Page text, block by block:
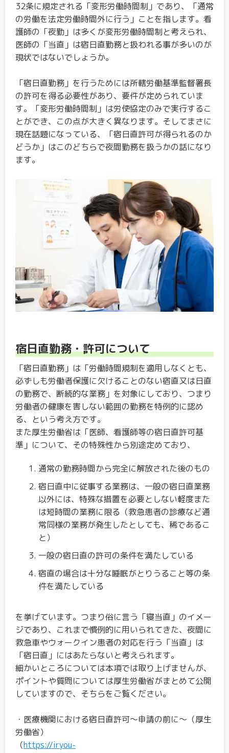
32条に規定される「変形労働時間制」であり、「通常
の労働を法定労働時間外に行う」ことを指します。看
護師の「夜勤」は多くが変形労働時間制と考えられ、
医師の「当直」は宿日直勤務と扱われる事が多いのが
現状ではないでしょうか。
「宿日直勤務」を行うためには所轄労働基準監督署長
の許可を得る必要性があり、要件が定められていま
す。「変形労働時間制」は労使協定のみで実行するこ
とができ、この点が大きく異なります。そしてまさに
現在話題になっている、「宿日直許可が得られるのか
どうか」はこのどちらで夜間勤務を扱うかの話になり
ます。
宿日直勤務・許可について
「宿日直勤務」は「労働時間規制を適用しなくとも、
必ずしも労働者保護に欠けることのない宿直又は日直
の勤務で、断続的な業務」を対象にしており、つまり
労働者の健康を害しない範囲の勤務を特例的に認め
る、という考え方です。
また厚生労働省は「医師、看護師等の宿日直許可基
準」について、その特殊性から別途定めており、
通常の勤務時間から完全に解放された後のもの
宿日直中に従事する業務は、一般の宿日直業務
以外には、特殊な措置を必要としない軽度また
は短時間の業務に限る（救急患者の診療など通
常同様の業務が発生したとしても、稀であるこ
と）
一般の宿日直の許可の条件を満たしている
宿直の場合は十分な睡眠がとりうること等の条
件を満たしている
を挙げています。つまり俗に言う「寝当直」のイメー
ジであり、これまで慣例的に用いられてきた、夜間に
救急車やウォークイン患者の対応を行う「当直」は
「宿日直」にはあたらないと考えられます。
細かいところについては本項では取り上げませんが、
ポイントや質問については厚生労働省がまとめて公開
していますので、そちらをご覧ください。
・医療機関における宿日直許可～申請の前に～（厚生
労働省）
（https://iryou-